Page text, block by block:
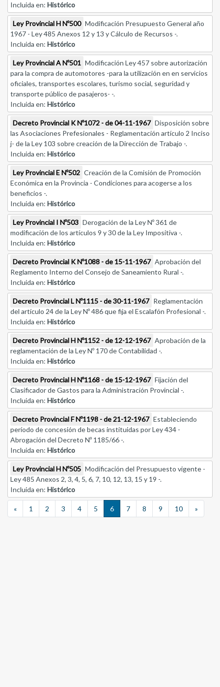
Incluida en: Histórico
Ley Provincial H Nº500 Modificación Presupuesto General año
1967 - Ley 485 Anexos 12 y 13 y Cálculo de Recursos -.
Incluida en: Histórico
Ley Provincial A Nº501 Modificación Ley 457 sobre autorización
para la compra de automotores -para la utilización en en servicios
oficiales, transportes escolares, turismo social, seguridad y
transporte público de pasajeros- -.
Incluida en: Histórico
Decreto Provincial K Nº1072 - de 04-11-1967 Disposición sobre
las Asociaciones Prefesionales - Reglamentación artículo 2 Inciso
j- de la Ley 103 sobre creación de la Dirección de Trabajo -.
Incluida en: Histórico
Ley Provincial E Nº502 Creación de la Comisión de Promoción
Económica en la Provincia - Condiciones para acogerse a los
beneficios -.
Incluida en: Histórico
Ley Provincial I Nº503 Derogación de la Ley Nº 361 de
modificación de los artículos 9 y 30 de la Ley Impositiva -.
Incluida en: Histórico
Decreto Provincial K Nº1088 - de 15-11-1967 Aprobación del
Reglamento Interno del Consejo de Saneamiento Rural -.
Incluida en: Histórico
Decreto Provincial L Nº1115 - de 30-11-1967 Reglamentación
del artículo 24 de la Ley Nº 486 que fija el Escalafón Profesional -.
Incluida en: Histórico
Decreto Provincial H Nº1152 - de 12-12-1967 Aprobación de la
reglamentación de la Ley Nº 170 de Contabilidad -.
Incluida en: Histórico
Decreto Provincial H Nº1168 - de 15-12-1967 Fijación del
Clasificador de Gastos para la Administración Provincial -.
Incluida en: Histórico
Decreto Provincial F Nº1198 - de 21-12-1967 Estableciendo
período de concesión de becas instituidas por Ley 434 -
Abrogación del Decreto Nº 1185/66 -.
Incluida en: Histórico
Ley Provincial H Nº505 Modificación del Presupuesto vigente -
Ley 485 Anexos 2, 3, 4, 5, 6, 7, 10, 12, 13, 15 y 19 -.
Incluida en: Histórico
«Previous
1 2 3 4 5 6 7 8 9 10 »